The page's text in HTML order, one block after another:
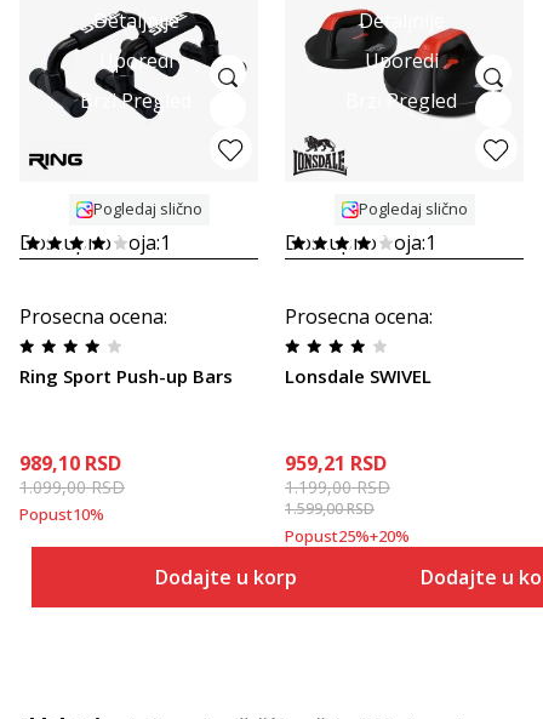
Detaljnije
Uporedi
Brzi Pregled
Pogledaj slično
Dostupno boja:1
Prosecna ocena:
Ring Sport Push-up Bars
989,10 RSD
1.099,00RSD
Popust10%
Dodajte u korpu
Detaljnije
Uporedi
Brzi Pregled
Pogledaj slično
Dostupno boja:1
Prosecna ocena:
Lonsdale SWIVEL
959,21 RSD
1.199,00RSD
1.599,00RSD
Popust25%+20%
Dodajte u